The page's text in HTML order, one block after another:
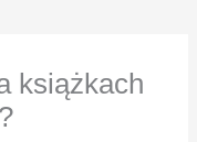
książkach